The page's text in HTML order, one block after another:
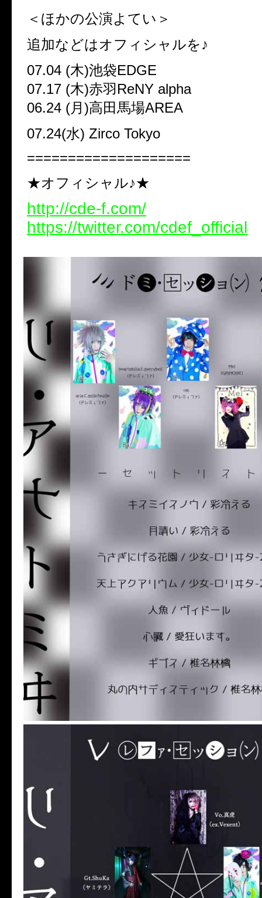
＜ほかの公演よてい＞
追加などはオフィシャルを♪
07.04 (木)池袋EDGE
07.17 (木)赤羽ReNY alpha
06.24 (月)高田馬場AREA
07.24(水) Zirco Tokyo
====================
★オフィシャル♪★
http://cde-f.com/
https://twitter.com/cdef_official